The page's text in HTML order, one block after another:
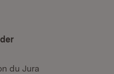
du Jura